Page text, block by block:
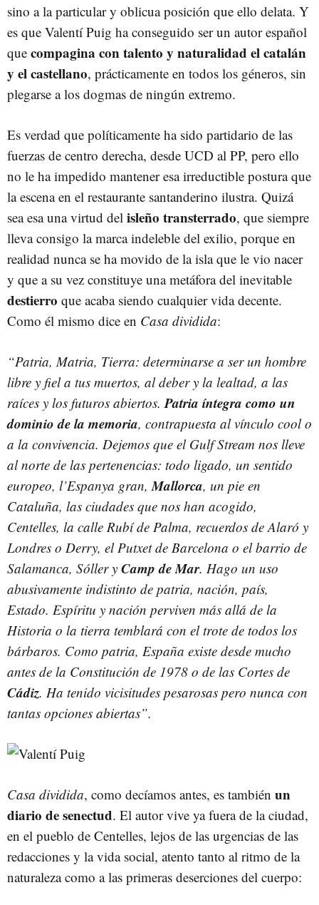
sino a la particular y oblicua posición que ello delata. Y
es que Valentí Puig ha conseguido ser un autor español
que compagina con talento y naturalidad el catalán
y el castellano, prácticamente en todos los géneros, sin
plegarse a los dogmas de ningún extremo.
Es verdad que políticamente ha sido partidario de las
fuerzas de centro derecha, desde UCD al PP, pero ello
no le ha impedido mantener esa irreductible postura que
la escena en el restaurante santanderino ilustra. Quizá
sea esa una virtud del isleño transterrado, que siempre
lleva consigo la marca indeleble del exilio, porque en
realidad nunca se ha movido de la isla que le vio nacer
y que a su vez constituye una metáfora del inevitable
destierro que acaba siendo cualquier vida decente.
Como él mismo dice en Casa dividida:
“Patria, Matria, Tierra: determinarse a ser un hombre
libre y fiel a tus muertos, al deber y la lealtad, a las
raíces y los futuros abiertos. Patria íntegra como un
dominio de la memoria, contrapuesta al vínculo cool o
a la convivencia. Dejemos que el Gulf Stream nos lleve
al norte de las pertenencias: todo ligado, un sentido
europeo, l’Espanya gran, Mallorca, un pie en
Cataluña, las ciudades que nos han acogido,
Centelles, la calle Rubí de Palma, recuerdos de Alaró y
Londres o Derry, el Putxet de Barcelona o el barrio de
Salamanca, Sóller y Camp de Mar. Hago un uso
abusivamente indistinto de patria, nación, país,
Estado. Espíritu y nación perviven más allá de la
Historia o la tierra temblará con el trote de todos los
bárbaros. Como patria, España existe desde mucho
antes de la Constitución de 1978 o de las Cortes de
Cádiz. Ha tenido vicisitudes pesarosas pero nunca con
tantas opciones abiertas”.
Casa dividida, como decíamos antes, es también un
diario de senectud. El autor vive ya fuera de la ciudad,
en el pueblo de Centelles, lejos de las urgencias de las
redacciones y la vida social, atento tanto al ritmo de la
naturaleza como a las primeras deserciones del cuerpo: